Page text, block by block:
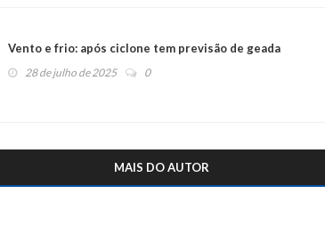
Vento e frio: após ciclone tem previsão de geada
28 de julho de 2025 0
MAIS DO AUTOR